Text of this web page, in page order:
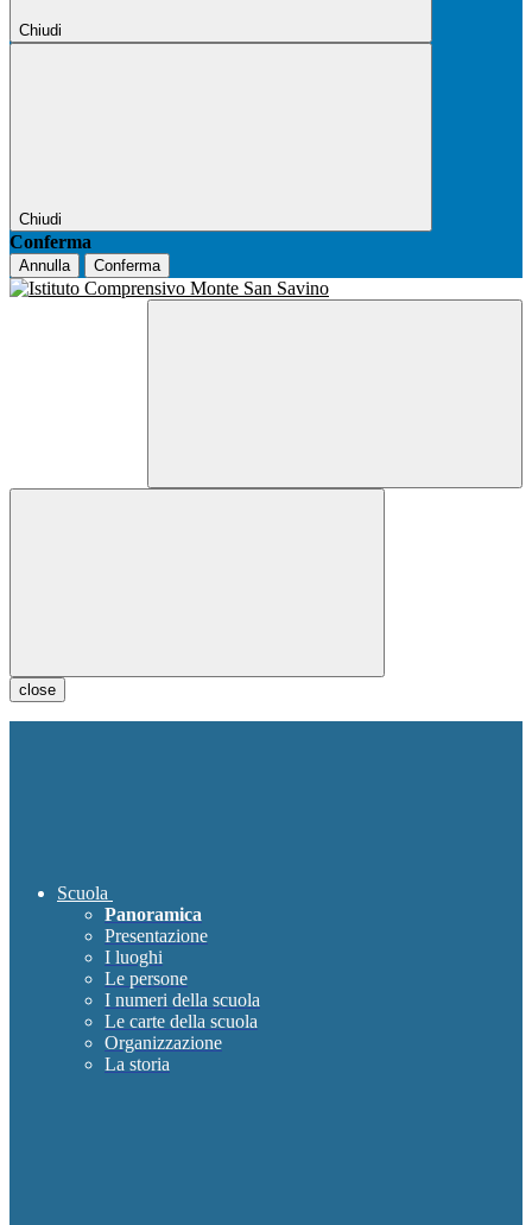
Chiudi
Chiudi
Conferma
Annulla Conferma
close
Scuola
Panoramica
Presentazione
I luoghi
Le persone
I numeri della scuola
Le carte della scuola
Organizzazione
La storia